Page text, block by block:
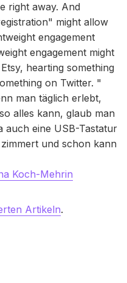
right away. And
might allow
engagement
engagement might
hearting something
on Twitter. "
man täglich erlebt,
alles kann, glaub man
auch eine USB-Tastatur
und schon kann
Koch-Mehrin
Artikeln.